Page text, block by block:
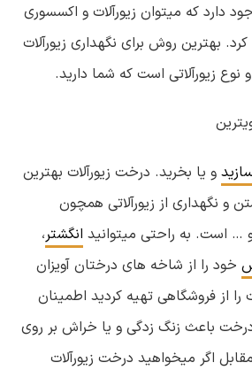
دارد که میتوان زیورآلات و اکسسوری
بهترین روش برای نگهداری زیورآلات
زیورآلاتی است که شما دارید.
و یا بخرید. درخت زیورآلات بهترین
و نگهداری از زیورآلاتی همچون
… است. به راحتی میتوانید انگشتر،
خود را از شاخه های درختان آویزان
را از فروشگاهی تهیه کردید اطمینان
باعث زنگ زدگی و یا خراش بر روی
اگر میخواهید درخت زیورآلات